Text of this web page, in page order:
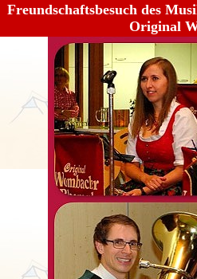
Freundschaftsbesuch des
Original